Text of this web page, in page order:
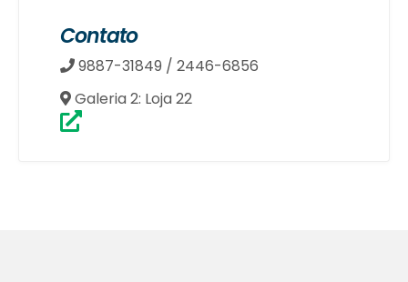
Contato
9887-31849 / 2446-6856
Galeria 2: Loja 22